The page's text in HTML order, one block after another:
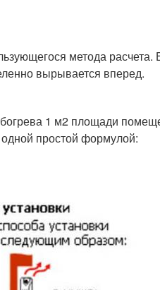
метода расчета.
вырывается вперед.
1 м2 площади
простой формулой: